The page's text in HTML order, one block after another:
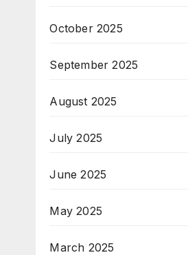
October 2025
September 2025
August 2025
July 2025
June 2025
May 2025
March 2025